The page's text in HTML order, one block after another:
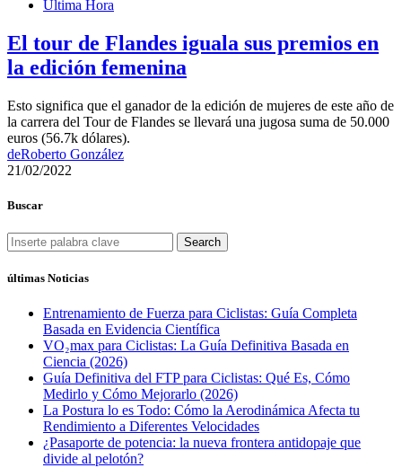
Última Hora
El tour de Flandes iguala sus premios en
la edición femenina
Esto significa que el ganador de la edición de mujeres de este año de
la carrera del Tour de Flandes se llevará una jugosa suma de 50.000
euros (56.7k dólares).
deRoberto González
21/02/2022
Buscar
Search
últimas Noticias
Entrenamiento de Fuerza para Ciclistas: Guía Completa
Basada en Evidencia Científica
VO₂max para Ciclistas: La Guía Definitiva Basada en
Ciencia (2026)
Guía Definitiva del FTP para Ciclistas: Qué Es, Cómo
Medirlo y Cómo Mejorarlo (2026)
La Postura lo es Todo: Cómo la Aerodinámica Afecta tu
Rendimiento a Diferentes Velocidades
¿Pasaporte de potencia: la nueva frontera antidopaje que
divide al pelotón?